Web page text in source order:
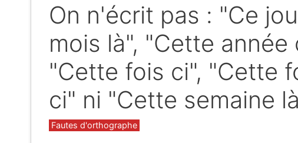
On n'écrit pas : "Ce
mois là", "Cette année
"Cette fois ci", "Cette
ci" ni "Cette semaine
Catégories
Fautes d'orthographe